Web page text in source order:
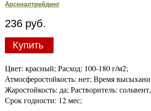
Арсеналтрейдинг
236 руб.
Купить
Цвет: красный; Расход: 100-180 г/м2;
Атмосферостойкость: нет; Время
Жаростойкость: да; Растворитель:
Срок годности: 12 мес;